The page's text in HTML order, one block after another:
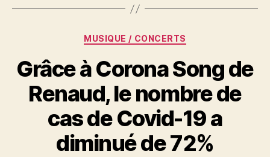
Catégories
MUSIQUE / CONCERTS
Grâce à Corona Song de
Renaud, le nombre de
cas de Covid-19 a
diminué de 72%